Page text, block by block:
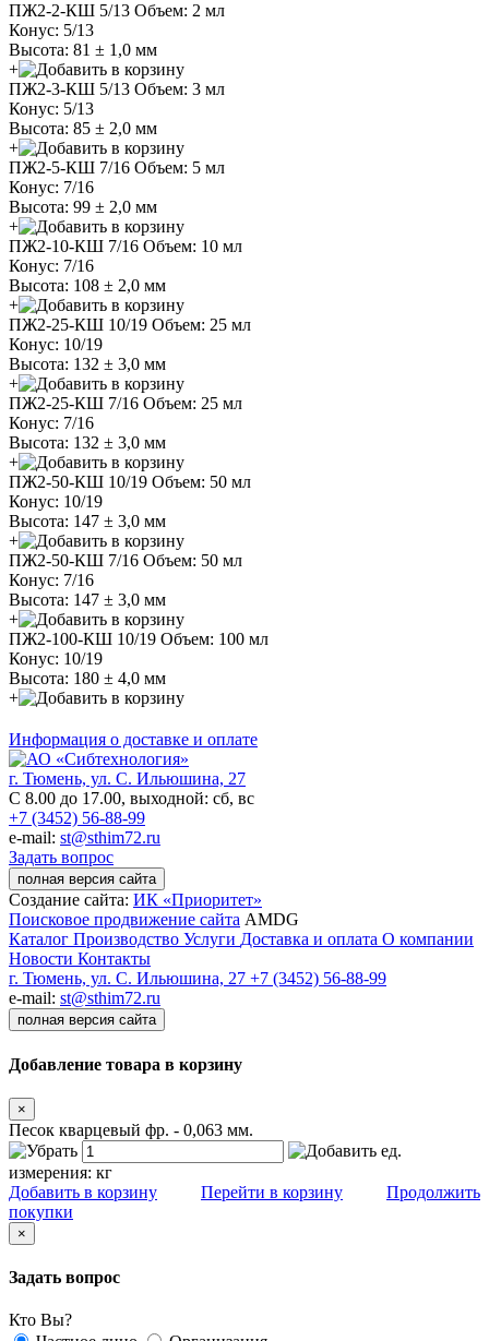
ПЖ2-2-КШ 5/13 Объем: 2 мл
Конус: 5/13
Высота: 81 ± 1,0 мм
+
ПЖ2-3-КШ 5/13 Объем: 3 мл
Конус: 5/13
Высота: 85 ± 2,0 мм
+
ПЖ2-5-КШ 7/16 Объем: 5 мл
Конус: 7/16
Высота: 99 ± 2,0 мм
+
ПЖ2-10-КШ 7/16 Объем: 10 мл
Конус: 7/16
Высота: 108 ± 2,0 мм
+
ПЖ2-25-КШ 10/19 Объем: 25 мл
Конус: 10/19
Высота: 132 ± 3,0 мм
+
ПЖ2-25-КШ 7/16 Объем: 25 мл
Конус: 7/16
Высота: 132 ± 3,0 мм
+
ПЖ2-50-КШ 10/19 Объем: 50 мл
Конус: 10/19
Высота: 147 ± 3,0 мм
+
ПЖ2-50-КШ 7/16 Объем: 50 мл
Конус: 7/16
Высота: 147 ± 3,0 мм
+
ПЖ2-100-КШ 10/19 Объем: 100 мл
Конус: 10/19
Высота: 180 ± 4,0 мм
+
Информация о доставке и оплате
г. Тюмень, ул. С. Ильюшина, 27
С 8.00 до 17.00, выходной: сб, вс
+7 (3452) 56-88-99
e-mail: st@sthim72.ru
Задать вопрос
полная версия сайта
Создание сайта: ИК «Приоритет»
Поисковое продвижение сайта AMDG
Каталог Производство Услуги Доставка и оплата О компании
Новости Контакты
г. Тюмень, ул. С. Ильюшина, 27 +7 (3452) 56-88-99
e-mail: st@sthim72.ru
полная версия сайта
Добавление товара в корзину
×
Песок кварцевый фр. - 0,063 мм.
ед.
измерения: кг
Добавить в корзину
Перейти в корзину
Продолжить
покупки
×
Задать вопрос
Кто Вы?